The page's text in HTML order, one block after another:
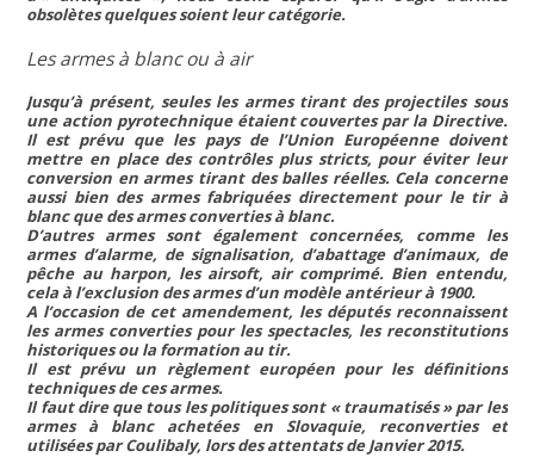
obsolètes quelques soient leur catégorie.
Les armes à blanc ou à air
Jusqu’à présent, seules les armes tirant des projectiles sous
une action pyrotechnique étaient couvertes par la Directive.
Il est prévu que les pays de l’Union Européenne doivent
mettre en place des contrôles plus stricts, pour éviter leur
conversion en armes tirant des balles réelles. Cela concerne
aussi bien des armes fabriquées directement pour le tir à
blanc que des armes converties à blanc.
D’autres armes sont également concernées, comme les
armes d’alarme, de signalisation, d’abattage d’animaux, de
pêche au harpon, les airsoft, air comprimé. Bien entendu,
cela à l’exclusion des armes d’un modèle antérieur à 1900.
A l’occasion de cet amendement, les députés reconnaissent
les armes converties pour les spectacles, les reconstitutions
historiques ou la formation au tir.
Il est prévu un règlement européen pour les définitions
techniques de ces armes.
Il faut dire que tous les politiques sont « traumatisés »par les
armes à blanc achetées en Slovaquie, reconverties et
utilisées par Coulibaly, lors des attentats de Janvier 2015.